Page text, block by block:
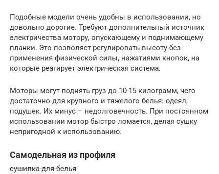
Подобные модели очень удобны в использовании, но
довольно дорогие. Требуют дополнительный источник
электричества мотору, опускающему и поднимающему
планки. Это позволяет регулировать высоту без
применения физической силы, нажатиями кнопок, на
которые реагирует электрическая система.
Моторы могут поднять груз до 10-15 килограмм, чего
достаточно для крупного и тяжелого белья: одеял,
подушек. Их минус – недолговечность. При постоянном
использовании мотор быстро ломается, делая сушку
непригодной к использованию.
Самодельная из профиля
сушилка для белья